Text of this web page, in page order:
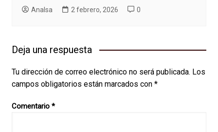
AnaIsa 2 febrero, 2026 0
Deja una respuesta
Tu dirección de correo electrónico no será publicada. Los
campos obligatorios están marcados con *
Comentario *